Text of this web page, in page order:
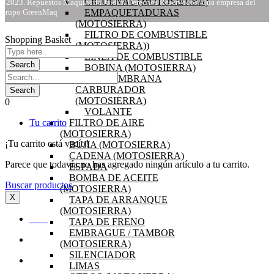
EMPAQUETADURAS
(MOTOSIERRA)
FILTRO DE COMBUSTIBLE
(MOTOSIERRA))
LINEA DE COMBUSTIBLE
BOBINA (MOTOSIERRA)
KIT MEMBRANA
CARBURADOR
(MOTOSIERRA)
VOLANTE
FILTRO DE AIRE
(MOTOSIERRA)
BUJIA (MOTOSIERRA)
CADENA (MOTOSIERRA)
ESPADA
BOMBA DE ACEITE
(MOTOSIERRA)
TAPA DE ARRANQUE
(MOTOSIERRA)
TAPA DE FRENO
EMBRAGUE / TAMBOR
(MOTOSIERRA)
SILENCIADOR
LIMAS
©2023. Repuestos Maquinaria Jardín. Derechos Reservados. Una empresa del
Grupo GreenMaq
Shopping Basket
0
Tu carrito
¡Tu carrito está vacío!
Parece que todavía no has agregado ningún artículo a tu carrito.
Buscar productos
X